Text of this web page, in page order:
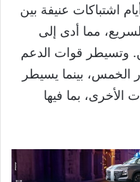
اشتباكات عنيفة بين
مما أدى إلى
وتسيطر قوات الدعم
الخمس، بينما يسيطر
بما فيها